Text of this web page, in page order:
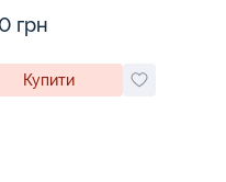
грн
Купити